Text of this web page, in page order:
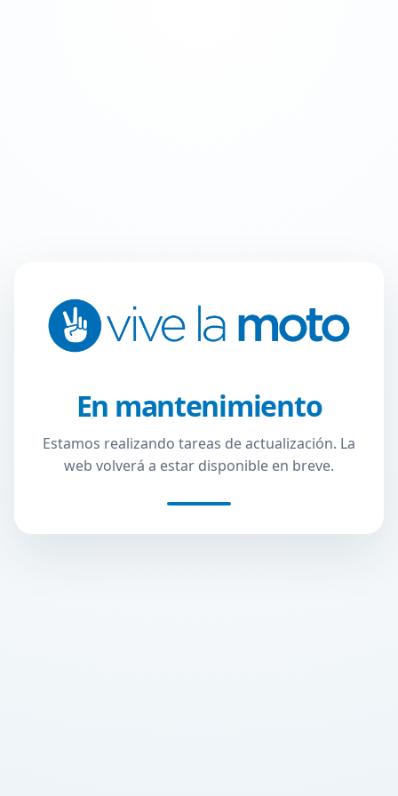
En mantenimiento
Estamos realizando tareas de actualización. La
web volverá a estar disponible en breve.